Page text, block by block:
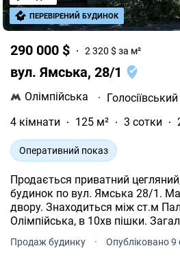
290 000 $ 2 320 $ за м²
вул. Ямська, 28/1
Олімпійська · Голосіївський
4 кімнати
125 м² 3 сотки
Оперативний показ
Продається приватний
будинок по вул. Ямська 28/1.
двору. Знаходиться між ст.м
Олімпійська, в 10хв пішки.
125кв.м. Житлова площа - 69кв.м. Також у
знаходиться одноповерхова
Продаж будинку · Опубліковано 9
ПЕРЕВІРЕНИЙ БУДИНОК